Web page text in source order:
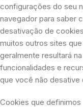
configurações do seu
navegador para saber
desativação de
muitos outros sites
geralmente resultará
funcionalidades e
que você não desative
Cookies que definimos